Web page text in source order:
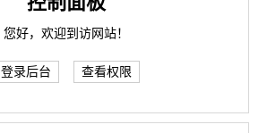
您好，欢迎到访网站！
登录后台 查看权限